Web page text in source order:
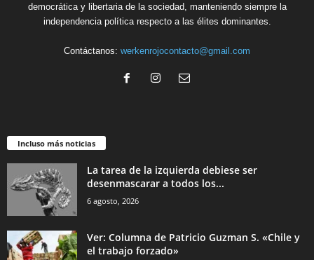
democrática y libertaria de la sociedad, manteniendo siempre la
independencia política respecto a las élites dominantes.
Contáctanos: werkenrojocontacto@gmail.com
Incluso más noticias
La tarea de la izquierda debiese ser
desenmascarar a todos los...
6 agosto, 2026
Ver: Columna de Patricio Guzman S. «Chile y
el trabajo forzado»